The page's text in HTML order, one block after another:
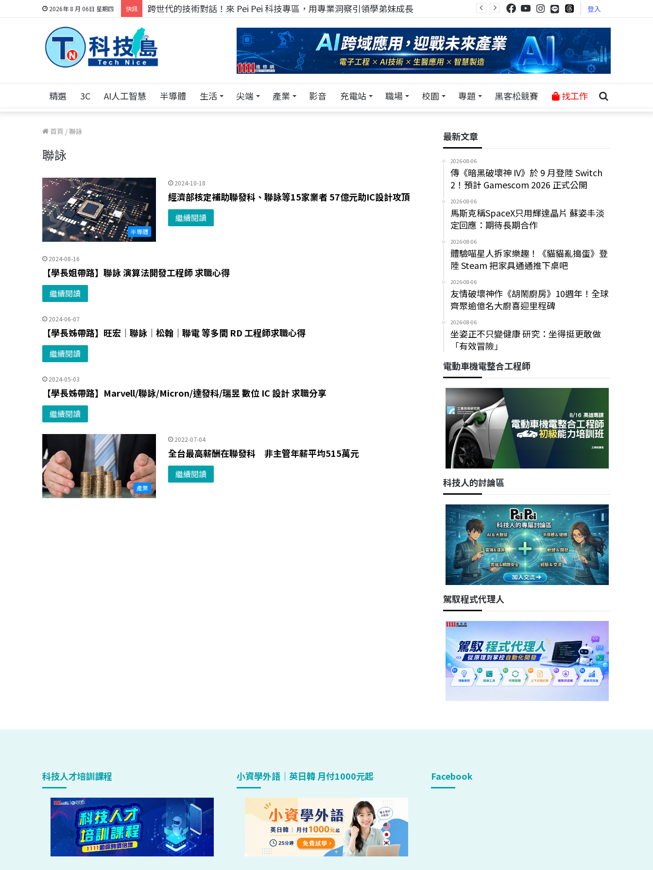
2026年 8 月 06日 星期四 快訊 跨世代的技術對話！來 Pei Pei 科技專區，用專業洞察引領學弟妹成長 登入
精選 3C AI人工智慧 半導體 生活 尖端 產業 影音 充電站 職場 校園 專題 黑客松競賽 找工作
首頁 /聯詠
聯詠
半導體
2024-10-18
經濟部核定補助聯發科、聯詠等15家業者 57億元助IC設計攻頂
繼續閱讀
2024-08-16
【學長姐帶路】聯詠 演算法開發工程師 求職心得
繼續閱讀
2024-06-07
【學長姊帶路】旺宏｜聯詠｜松翰｜聯電 等多間 RD 工程師求職心得
繼續閱讀
2024-05-03
【學長姊帶路】Marvell/聯詠/Micron/達發科/瑞昱 數位 IC 設計 求職分享
繼續閱讀
產業
2022-07-04
全台最高薪酬在聯發科 非主管年薪平均515萬元
繼續閱讀
最新文章
2026-08-06
傳《暗黑破壞神 IV》於 9 月登陸 Switch
2！預計 Gamescom 2026 正式公開
2026-08-06
馬斯克稱SpaceX只用輝達晶片 蘇姿丰淡
定回應：期待長期合作
2026-08-06
體驗喵星人拆家樂趣！《貓貓亂搗蛋》登
陸 Steam 把家具通通推下桌吧
2026-08-06
友情破壞神作《胡鬧廚房》10週年！全球
齊聚逾億名大廚喜迎里程碑
2026-08-06
坐姿正不只變健康 研究：坐得挺更敢做
「有效冒險」
電動車機電整合工程師
科技人的討論區
駕馭程式代理人
科技人才培訓課程 小資學外語｜英日韓 月付1000元起 Facebook